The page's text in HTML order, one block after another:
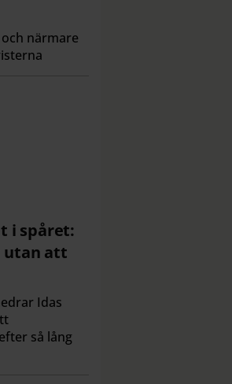
närmare
i spåret:
utan att
Idas
så lång